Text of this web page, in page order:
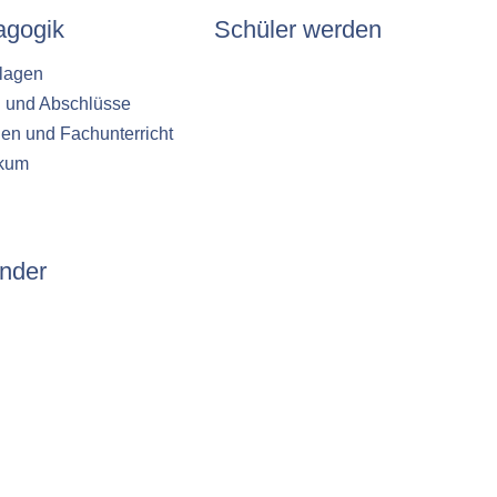
und Abschlüsse
und Fachunterricht
Schüler werden